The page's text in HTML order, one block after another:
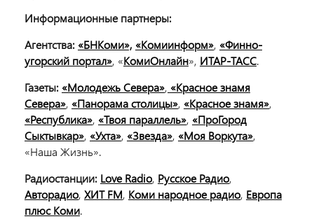
Информационные партнеры:
Агентства: «БНКоми», «Комиинформ», «Финно-
угорский портал», «КомиОнлайн», ИТАР-ТАСС.
Газеты: «Молодежь Севера», «Красное знамя
Севера», «Панорама столицы», «Красное знамя»,
«Республика», «Твоя параллель», «ПроГород
Сыктывкар», «Ухта», «Звезда», «Моя Воркута»,
«Наша Жизнь».
Радиостанции: Love Radio, Русское Радио,
Авторадио, ХИТ FM, Коми народное радио, Европа
плюс Коми.